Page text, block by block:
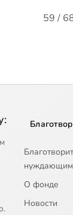
59 /
О фонде
Новости